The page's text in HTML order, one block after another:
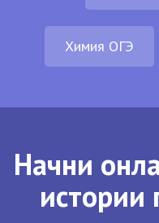
Химия ОГЭ
Начни
истории